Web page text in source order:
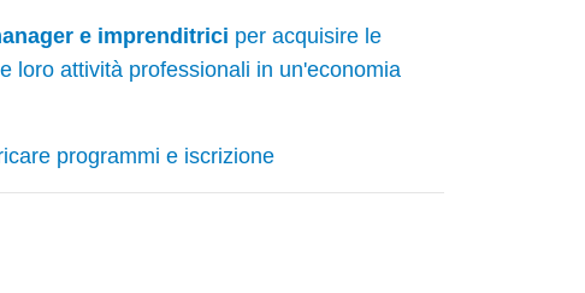
e imprenditrici per acquisire le
loro attività professionali in un'economia
programmi e iscrizione